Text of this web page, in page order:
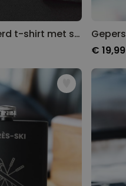
Gepersonaliseerd t-shirt met symbool en tekst
€ 19,99